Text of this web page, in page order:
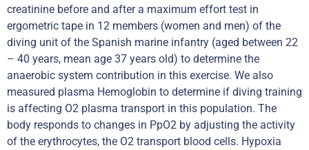
creatinine before and after a maximum effort test in
ergometric tape in 12 members (women and men) of the
diving unit of the Spanish marine infantry (aged between 22
– 40 years, mean age 37 years old) to determine the
anaerobic system contribution in this exercise. We also
measured plasma Hemoglobin to determine if diving training
is affecting O2 plasma transport in this population. The
body responds to changes in PpO2 by adjusting the activity
of the erythrocytes, the O2 transport blood cells. Hypoxia